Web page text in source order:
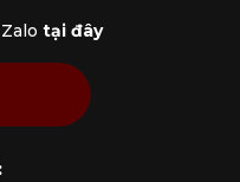
tại đây